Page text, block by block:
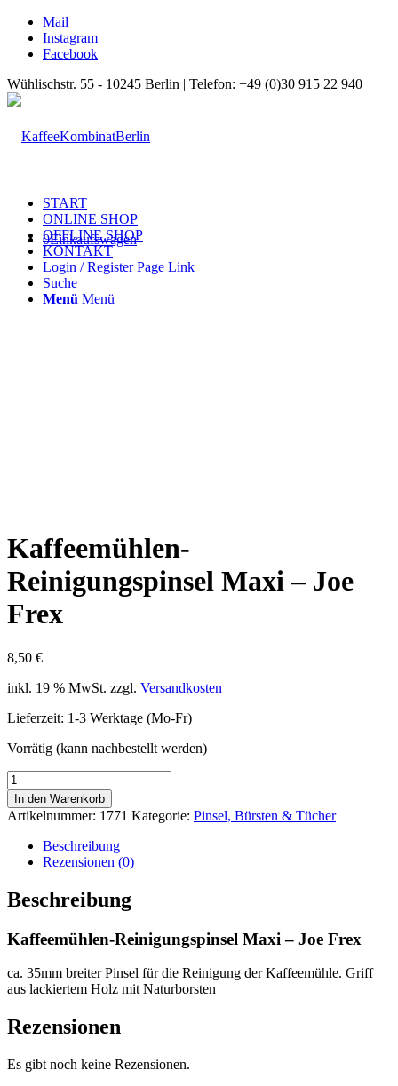
Mail
Instagram
Facebook
Wühlischstr. 55 - 10245 Berlin | Telefon: +49 (0)30 915 22 940
0Einkaufswagen
START
ONLINE SHOP
OFFLINE SHOP
KONTAKT
Login / Register Page Link
Suche
Menü Menü
Kaffeemühlen-
Reinigungspinsel Maxi – Joe
Frex
8,50 €
inkl. 19 % MwSt. zzgl. Versandkosten
Lieferzeit: 1-3 Werktage (Mo-Fr)
Vorrätig (kann nachbestellt werden)
Kaffeemühlen-
Reinigungspinsel
Maxi
-
Frex
Menge
In den Warenkorb
Artikelnummer: 1771 Kategorie: Pinsel, Bürsten & Tücher
Beschreibung
Rezensionen (0)
Beschreibung
Kaffeemühlen-Reinigungspinsel Maxi – Joe Frex
ca. 35mm breiter Pinsel für die Reinigung der Kaffeemühle. Griff
aus lackiertem Holz mit Naturborsten
Rezensionen
Es gibt noch keine Rezensionen.